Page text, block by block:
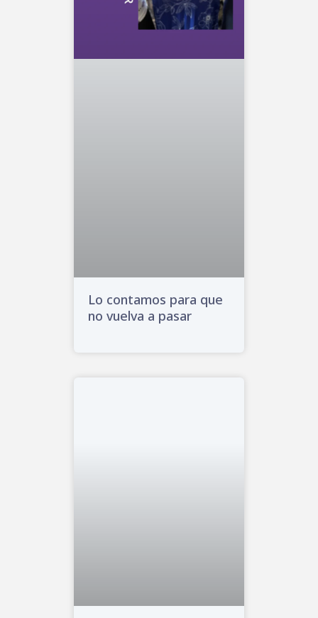
Lo contamos para que
no vuelva a pasar